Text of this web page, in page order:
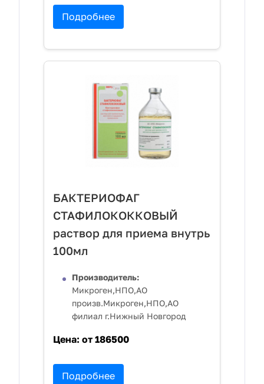
Подробнее
БАКТЕРИОФАГ
СТАФИЛОКОККОВЫЙ
раствор для приема внутрь
100мл
Производитель:
Микроген,НПО,АО
произв.Микроген,НПО,АО
филиал г.Нижный Новгород
Цена: от 186500
Подробнее